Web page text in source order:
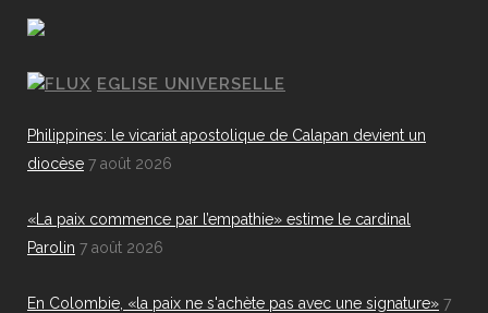
EGLISE UNIVERSELLE
Philippines: le vicariat apostolique de Calapan devient un
diocèse 7 août 2026
«La paix commence par l’empathie» estime le cardinal
Parolin 7 août 2026
En Colombie, «la paix ne s'achète pas avec une signature» 7